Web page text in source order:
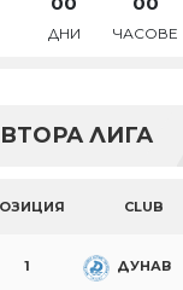
ДНИ ЧАСОВЕ
ВТОРА ЛИГА
CLUB
1 ДУНАВ